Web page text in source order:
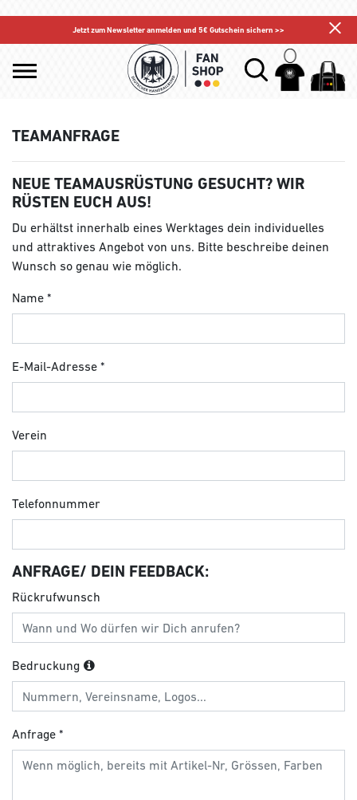
Jetzt zum Newsletter anmelden und 5€ Gutschein sichern >>
TEAMANFRAGE
NEUE TEAMAUSRÜSTUNG GESUCHT? WIR
RÜSTEN EUCH AUS!
Du erhältst innerhalb eines Werktages dein individuelles
und attraktives Angebot von uns. Bitte beschreibe deinen
Wunsch so genau wie möglich.
Name
E-Mail-Adresse
Verein
Telefonnummer
ANFRAGE/ DEIN FEEDBACK:
Rückrufwunsch
Bedruckung
Anfrage